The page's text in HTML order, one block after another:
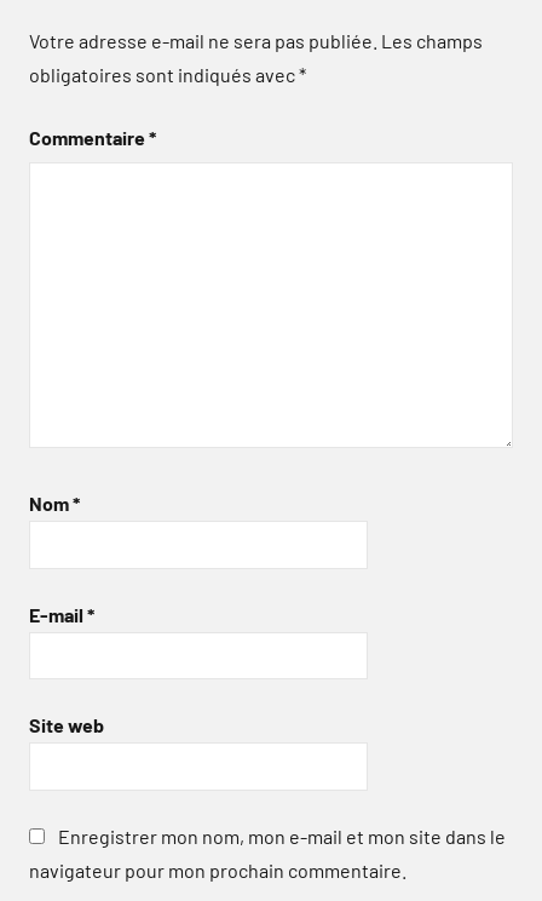
Votre adresse e-mail ne sera pas publiée. Les champs
obligatoires sont indiqués avec*
Commentaire*
Nom*
E-mail *
Site web
Enregistrer mon nom, mon e-mail et mon site dans le
navigateur pour mon prochain commentaire.